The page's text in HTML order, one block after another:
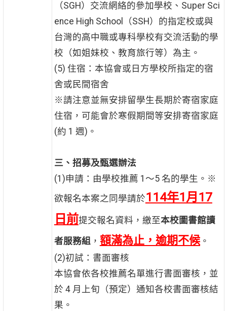
（SGH）交流網絡的參加學校、Super Sci
ence High School（SSH）的指定校或與
台灣的高中職或專科學校有交流活動的學
校（如姐妹校、教育旅行等）為主。
(5) 住宿：本協會或日方學校所指定的宿
舍或民間宿舍
※請注意並無安排留學生長期於寄宿家庭
住宿，可能會於寒假期間等安排寄宿家庭
(約 1 週)。
三、招募及甄選辦法
(1)申請：由學校推薦 1～5 名的學生。※
欲報名本案之同學請於114年1月17
日前提交報名資料，繳至本校圖書館讀
者服務組， 額滿為止，逾期不候。
(2)初試：書面審核
本協會依各校推薦名單進行書面審核，並
於 4 月上旬（預定）通知各校書面審核結
果。